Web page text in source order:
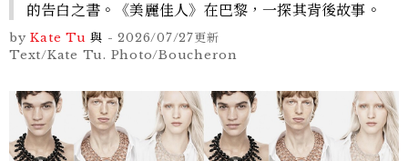
的告白之書。《美麗佳人》在巴黎，一探其背後故事。
by Kate Tu 與 -2026/07/27更新
Text/Kate Tu. Photo/Boucheron